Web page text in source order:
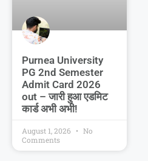
Purnea University
PG 2nd Semester
Admit Card 2026
out – जारी हुआ एडमिट
कार्ड अभी अभी!
August 1, 2026
No
Comments